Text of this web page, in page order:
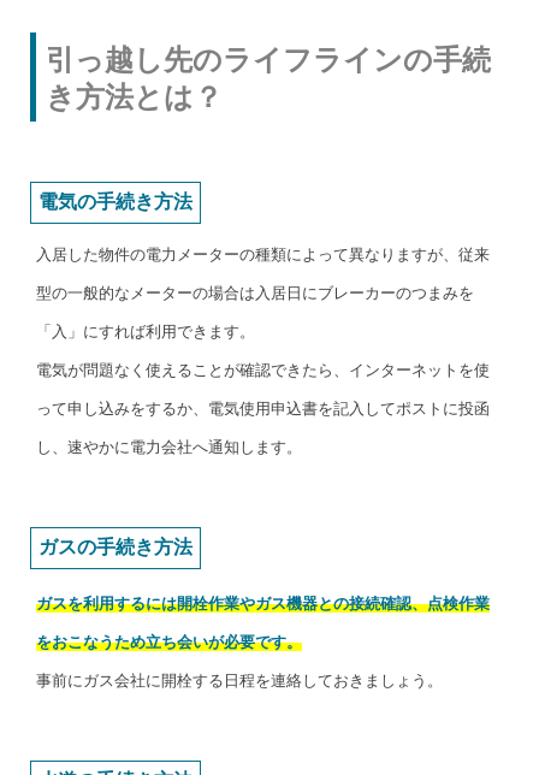
引っ越し先のライフラインの手続
き方法とは？
電気の手続き方法
入居した物件の電力メーターの種類によって異なりますが、従来
型の一般的なメーターの場合は入居日にブレーカーのつまみを
「入」にすれば利用できます。
電気が問題なく使えることが確認できたら、インターネットを使
って申し込みをするか、電気使用申込書を記入してポストに投函
し、速やかに電力会社へ通知します。
ガスの手続き方法
ガスを利用するには開栓作業やガス機器との接続確認、点検作業
をおこなうため立ち会いが必要です。
事前にガス会社に開栓する日程を連絡しておきましょう。